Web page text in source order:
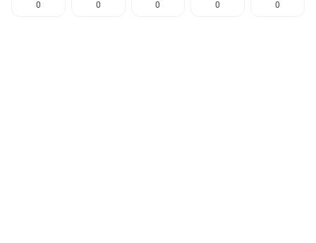
0 0 0 0 0